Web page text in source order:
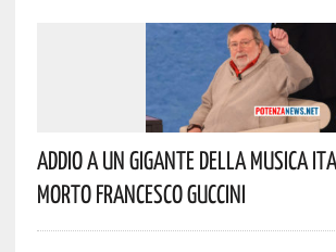
Addio A Un Gigante Della Musica
Morto Francesco Guccini